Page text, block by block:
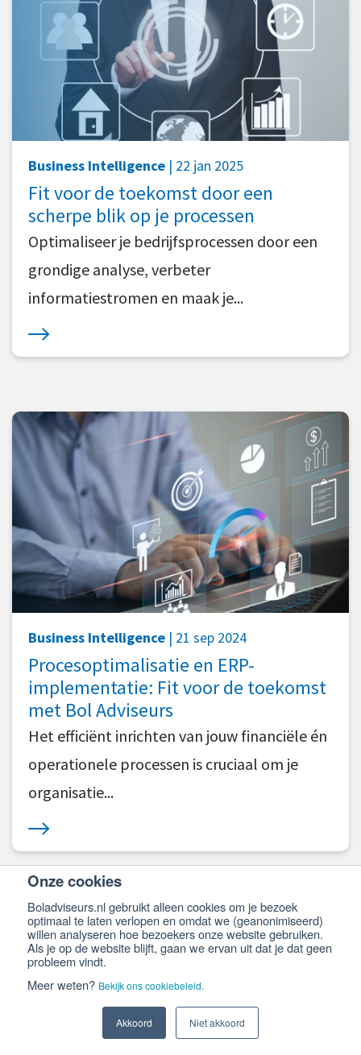
Onze cookies
Boladviseurs.nl gebruikt alleen cookies om je bezoek
optimaal te laten verlopen en omdat we (geanonimiseerd)
willen analyseren hoe bezoekers onze website gebruiken.
Als je op de website blijft, gaan we ervan uit dat je dat geen
probleem vindt.
Meer weten? Bekijk ons cookiebeleid.
Akkoord Niet akkoord
Business Intelligence | 22 jan 2025
Fit voor de toekomst door een
scherpe blik op je processen
Optimaliseer je bedrijfsprocessen door een
grondige analyse, verbeter
informatiestromen en maak je...
Business Intelligence | 21 sep 2024
Procesoptimalisatie en ERP-
implementatie: Fit voor de toekomst
met Bol Adviseurs
Het efficiënt inrichten van jouw financiële én
operationele processen is cruciaal om je
organisatie...
Neem contact met ons op.
Wil je meer weten over Business Intelligence of
heb je een vraag aan ons? Neem dan contact met